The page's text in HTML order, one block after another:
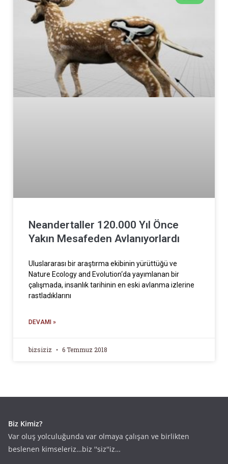
Neandertaller 120.000 Yıl Önce
Yakın Mesafeden Avlanıyorlardı
Uluslararası bir araştırma ekibinin yürüttüğü ve
Nature Ecology and Evolution‘da yayımlanan bir
çalışmada, insanlık tarihinin en eski avlanma izlerine
rastladıklarını
DEVAMI »
bizsiziz 6 Temmuz 2018
Biz Kimiz?
Var oluş yolculuğunda var olmaya çalışan ve birlikten
beslenen kimseleriz…biz ''siz''iz…